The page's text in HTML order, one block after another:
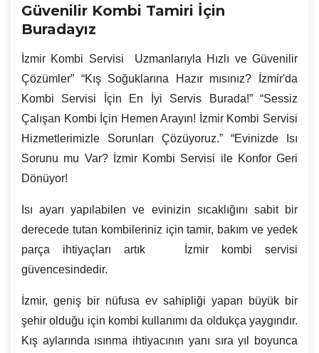
Güvenilir Kombi Tamiri İçin
Buradayız
İzmir Kombi Servisi Uzmanlarıyla Hızlı ve Güvenilir
Çözümler” “Kış Soğuklarına Hazır mısınız? İzmir'da
Kombi Servisi İçin En İyi Servis Burada!” “Sessiz
Çalışan Kombi İçin Hemen Arayın! İzmir Kombi Servisi
Hizmetlerimizle Sorunları Çözüyoruz.” “Evinizde Isı
Sorunu mu Var?
İzmir Kombi Servisi ile Konfor Geri
Dönüyor!
Isı ayarı yapılabilen ve evinizin sıcaklığını sabit bir
derecede tutan kombileriniz için tamir, bakım ve yedek
parça ihtiyaçları artık İzmir kombi servisi
güvencesindedir.
İzmir, geniş bir nüfusa ev sahipliği yapan büyük bir
şehir olduğu için kombi kullanımı da oldukça yaygındır.
Kış aylarında ısınma ihtiyacının yanı sıra yıl boyunca